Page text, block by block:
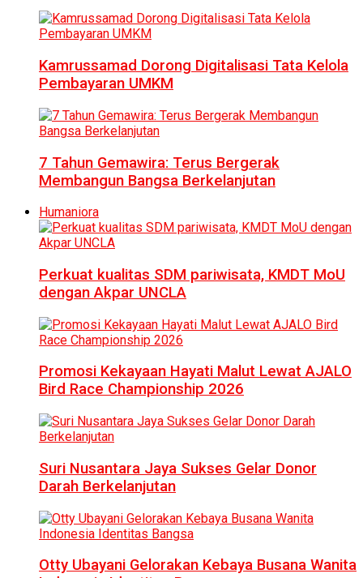
Kamrussamad Dorong Digitalisasi Tata Kelola
Pembayaran UMKM
7 Tahun Gemawira: Terus Bergerak
Membangun Bangsa Berkelanjutan
Humaniora
Perkuat kualitas SDM pariwisata, KMDT MoU
dengan Akpar UNCLA
Promosi Kekayaan Hayati Malut Lewat AJALO
Bird Race Championship 2026
Suri Nusantara Jaya Sukses Gelar Donor
Darah Berkelanjutan
Otty Ubayani Gelorakan Kebaya Busana Wanita